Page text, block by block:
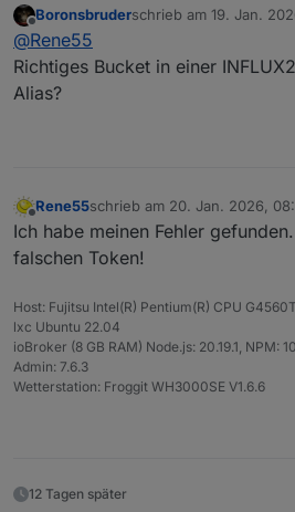
Grundlage dafür aus
stammt. Die Werte sind
Offline
Boronsbruderschrieb am 19. Jan.
zuletzt editiert von
@Rene55
Richtiges Bucket in einer
Alias?
Offline
Rene55schrieb am 20. Jan. 2026,
zuletzt editiert von
Ich habe meinen Fehler
falschen Token!
Host: Fujitsu Intel(R) Pentium(R) CPU
lxc Ubuntu 22.04
ioBroker (8 GB RAM) Node.js: 20.19.1, NPM:
Admin: 7.6.3
Wetterstation: Froggit WH3000SE V1.6.6
12 Tagen später